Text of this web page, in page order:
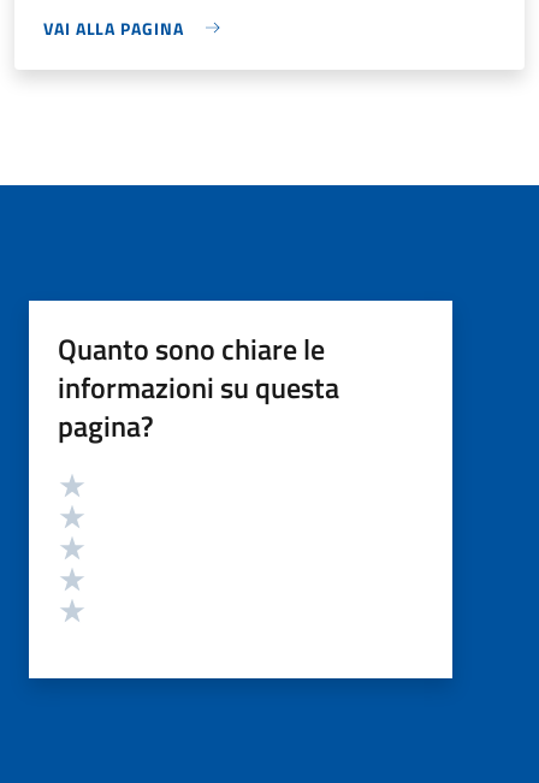
VAI ALLA PAGINA
Quanto sono chiare le
informazioni su questa
pagina?
Valutazione